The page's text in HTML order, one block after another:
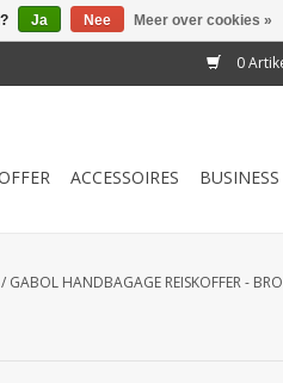
0
ACCESSOIRES BUSINESS
/ GABOL HANDBAGAGE REISKOFFER -
Ja Nee Meer over cookies »